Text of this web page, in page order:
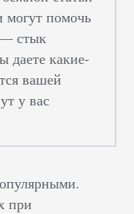
могут помочь
стык
даете какие-
вашей
у вас
при